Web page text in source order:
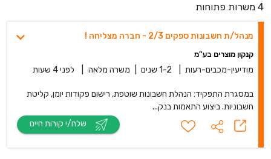
4 משרות פתוחות
מנהל/ת חשבונות ספקים 2/3 - חברה מצליחה !
קנקון מוצרים בע"מ
מודיעין-מכבים-רעות 1-2 שנים משרה מלאה לפני 4 שעות
במסגרת התפקיד: הנהלת חשבונות שוטפת, רישום פקודות יומן, קליטת
חשבוניות. ביצוע התאמות בנק...